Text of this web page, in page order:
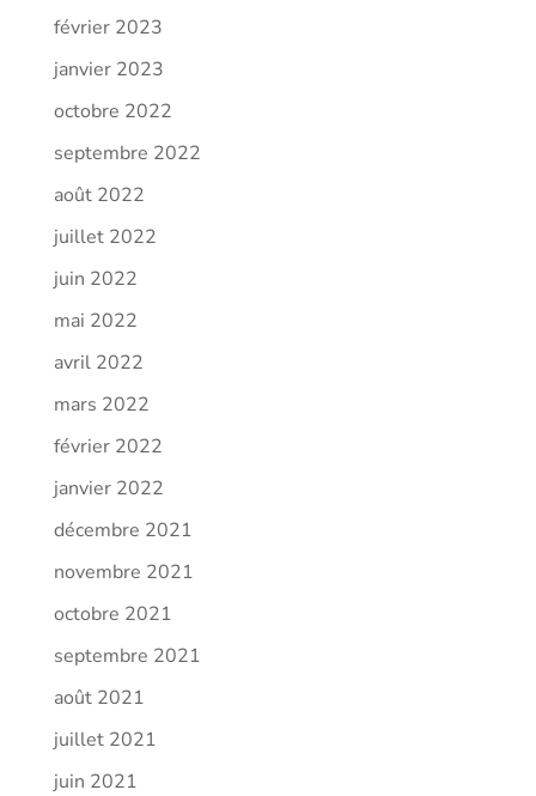
février 2023
janvier 2023
octobre 2022
septembre 2022
août 2022
juillet 2022
juin 2022
mai 2022
avril 2022
mars 2022
février 2022
janvier 2022
décembre 2021
novembre 2021
octobre 2021
septembre 2021
août 2021
juillet 2021
juin 2021